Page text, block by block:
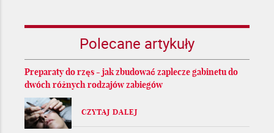
Polecane artykuły
Preparaty do rzęs - jak zbudować zaplecze gabinetu do
dwóch różnych rodzajów zabiegów
CZYTAJ DALEJ